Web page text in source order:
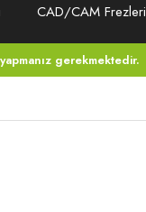
CAD/CAM Frezleri
gerekmektedir.